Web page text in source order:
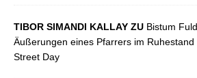
TIBOR SIMANDI KALLAY ZU Bistum
Äußerungen eines Pfarrers im
Street Day